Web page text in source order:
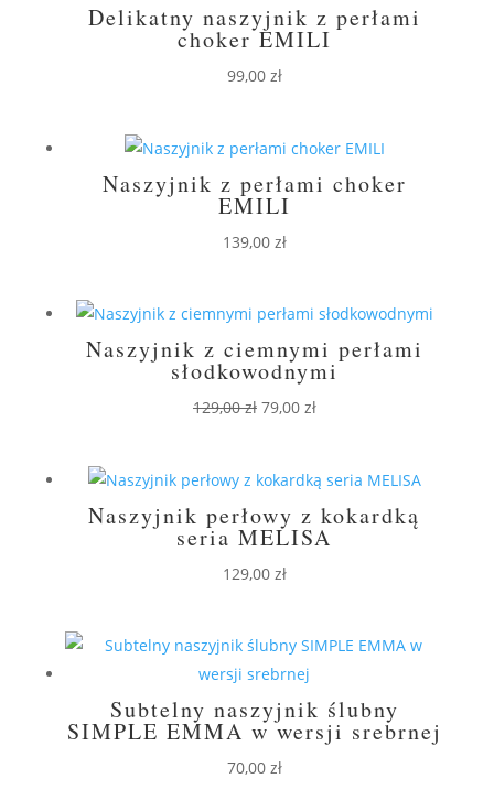
Delikatny naszyjnik z perłami
choker EMILI
99,00 zł
Naszyjnik z perłami choker
EMILI
139,00 zł
Naszyjnik z ciemnymi perłami
słodkowodnymi
129,00zł Pierwotna
129,00 zł.
79,00 złAktualna
79,00 zł.
Naszyjnik perłowy z kokardką
seria MELISA
129,00 zł
Subtelny naszyjnik ślubny
SIMPLE EMMA w wersji srebrnej
70,00 zł